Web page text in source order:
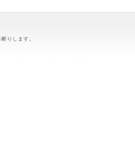
りします。